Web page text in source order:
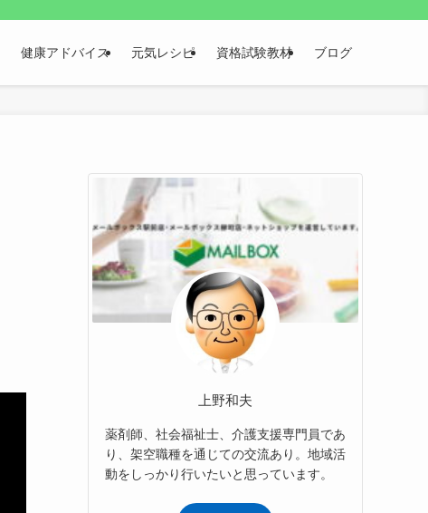
健康アドバイス 元気レシピ 資格試験教材 ブログ
上野和夫
薬剤師、社会福祉士、介護支援専門員であ
り、架空職種を通じての交流あり。地域活
動をしっかり行いたいと思っています。